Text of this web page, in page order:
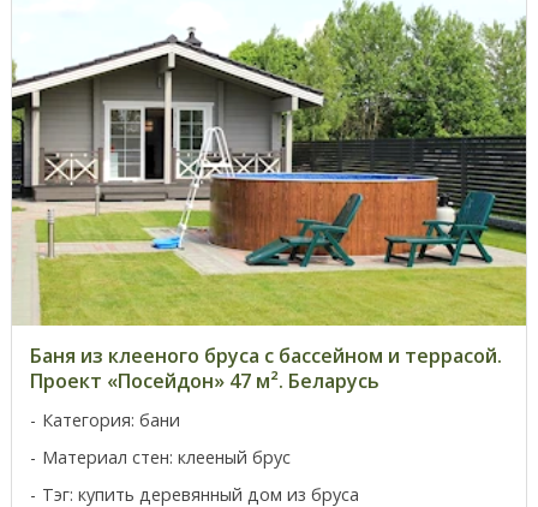
Баня из клееного бруса с бассейном и террасой.
Проект «Посейдон» 47 м². Беларусь
Категория: бани
Материал стен: клееный брус
Тэг: купить деревянный дом из бруса